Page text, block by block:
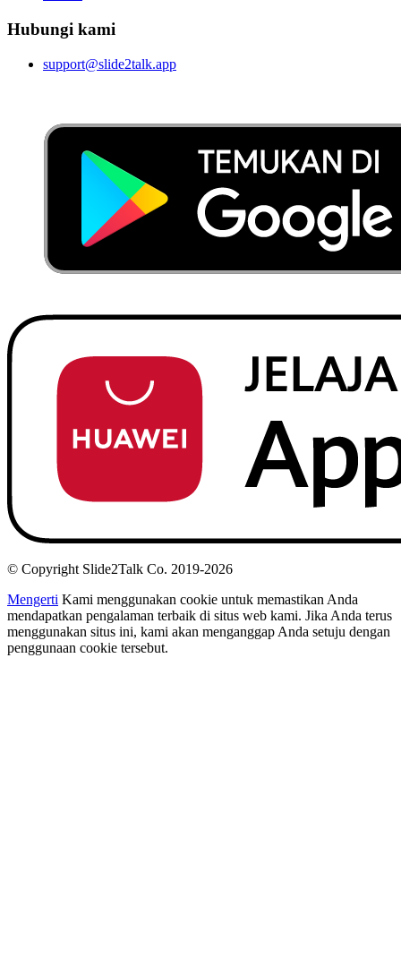
Hubungi kami
support@slide2talk.app
© Copyright Slide2Talk Co. 2019-2026
Mengerti Kami menggunakan cookie untuk memastikan Anda
mendapatkan pengalaman terbaik di situs web kami. Jika Anda terus
menggunakan situs ini, kami akan menganggap Anda setuju dengan
penggunaan cookie tersebut.